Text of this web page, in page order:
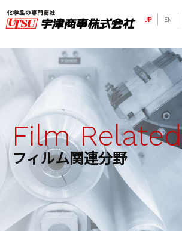
JP EN
Film Related
フィルム関連分野